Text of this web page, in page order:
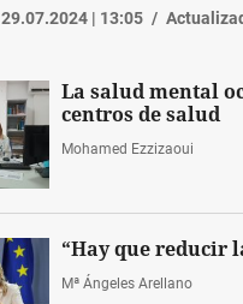
29.07.2024 | 13:05
La salud mental
centros de salud
Mohamed Ezzizaoui
“Hay que reducir
Mª Ángeles Arellano